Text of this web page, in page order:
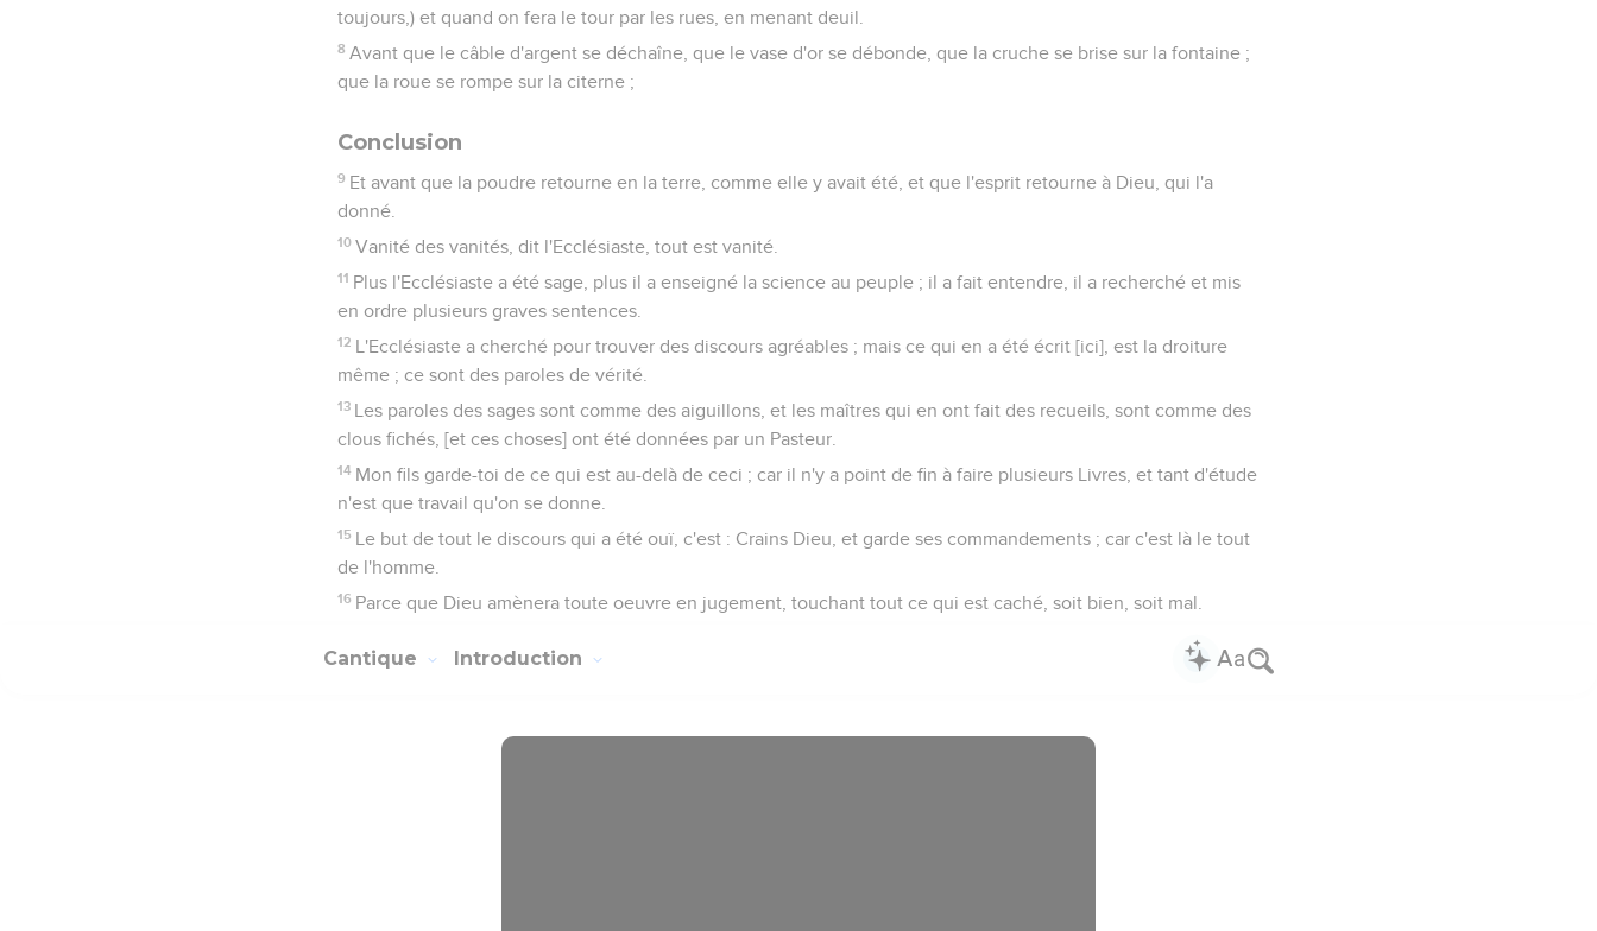
toujours,) et quand on fera le tour par les rues, en menant deuil.
8 Avant que le câble d'argent se déchaîne, que le vase d'or se débonde, que la cruche se brise sur la fontaine ;
que la roue se rompe sur la citerne ;
Conclusion
9 Et avant que la poudre retourne en la terre, comme elle y avait été, et que l'esprit retourne à Dieu, qui l'a
donné.
10 Vanité des vanités, dit l'Ecclésiaste, tout est vanité.
11 Plus l'Ecclésiaste a été sage, plus il a enseigné la science au peuple ; il a fait entendre, il a recherché et mis
en ordre plusieurs graves sentences.
12 L'Ecclésiaste a cherché pour trouver des discours agréables ; mais ce qui en a été écrit [ici], est la droiture
même ; ce sont des paroles de vérité.
13 Les paroles des sages sont comme des aiguillons, et les maîtres qui en ont fait des recueils, sont comme des
clous fichés, [et ces choses] ont été données par un Pasteur.
14 Mon fils garde-toi de ce qui est au-delà de ceci ; car il n'y a point de fin à faire plusieurs Livres, et tant d'étude
n'est que travail qu'on se donne.
15 Le but de tout le discours qui a été ouï, c'est : Crains Dieu, et garde ses commandements ; car c'est là le tout
de l'homme.
16 Parce que Dieu amènera toute oeuvre en jugement, touchant tout ce qui est caché, soit bien, soit mal.
Cantique Introduction